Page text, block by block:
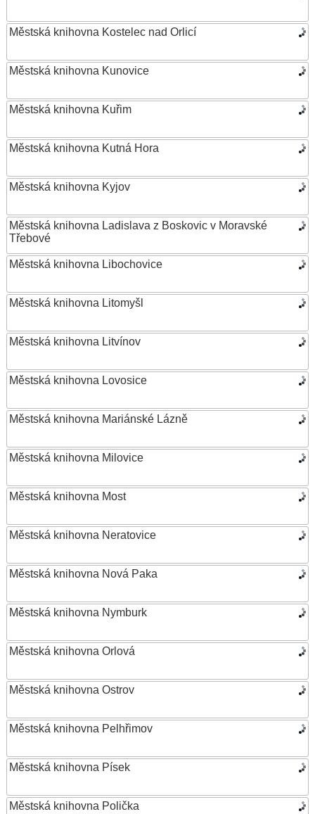
Městská knihovna Kostelec nad Orlicí
Městská knihovna Kunovice
Městská knihovna Kuřim
Městská knihovna Kutná Hora
Městská knihovna Kyjov
Městská knihovna Ladislava z Boskovic v Moravské
Třebové
Městská knihovna Libochovice
Městská knihovna Litomyšl
Městská knihovna Litvínov
Městská knihovna Lovosice
Městská knihovna Mariánské Lázně
Městská knihovna Milovice
Městská knihovna Most
Městská knihovna Neratovice
Městská knihovna Nová Paka
Městská knihovna Nymburk
Městská knihovna Orlová
Městská knihovna Ostrov
Městská knihovna Pelhřimov
Městská knihovna Písek
Městská knihovna Polička